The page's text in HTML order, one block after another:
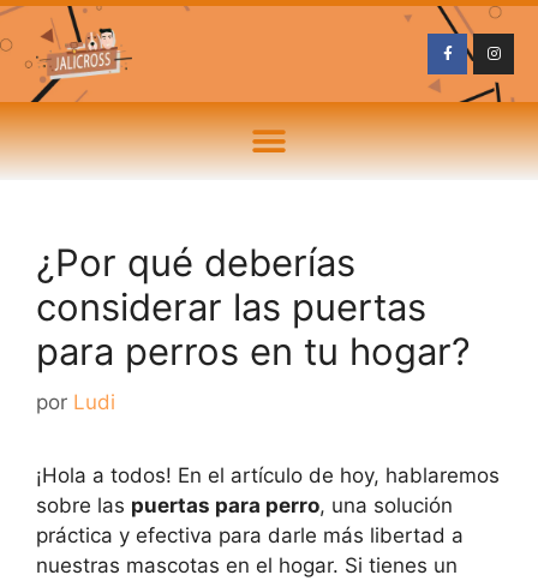
¿Por qué deberías
considerar las puertas
para perros en tu hogar?
por Ludi
¡Hola a todos! En el artículo de hoy, hablaremos
sobre las puertas para perro, una solución
práctica y efectiva para darle más libertad a
nuestras mascotas en el hogar. Si tienes un